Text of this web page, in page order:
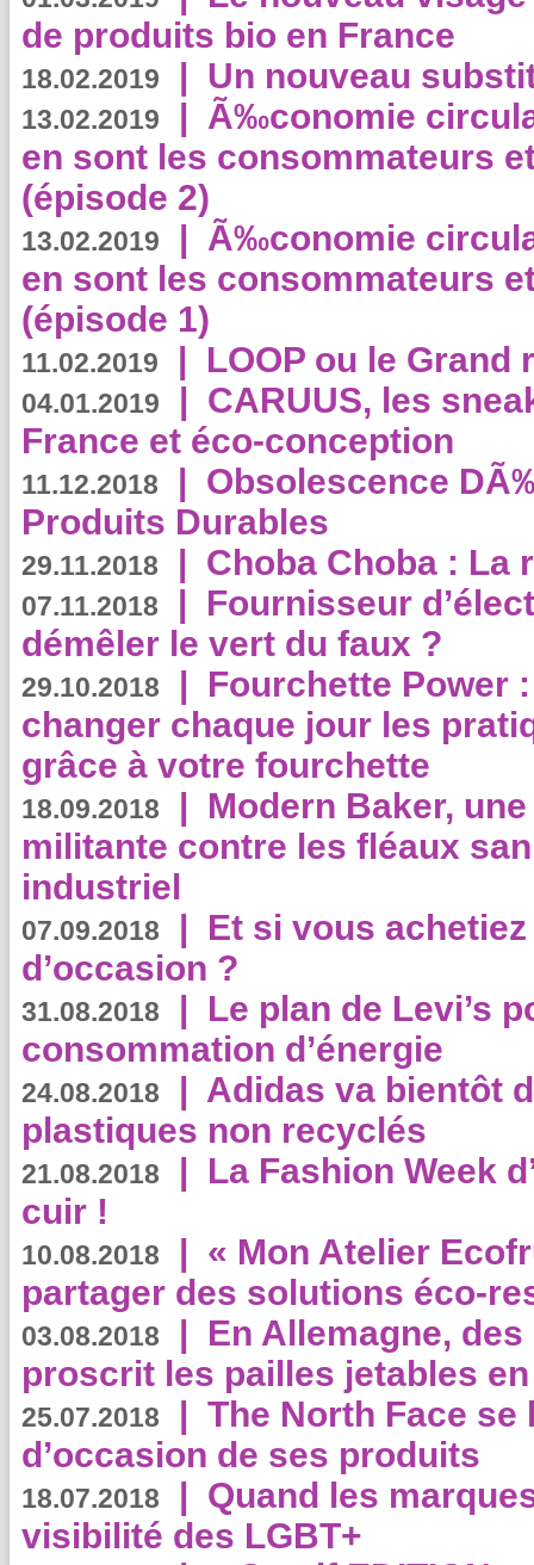
de produits bio en France
18.02.2019 | Un nouveau
13.02.2019 | Ã‰conomie
en sont les consommateurs
(épisode 2)
13.02.2019 | Ã‰conomie
en sont les consommateurs
(épisode 1)
11.02.2019 | LOOP ou le Grand
04.01.2019 | CARUUS, les
France et éco-conception
11.12.2018 | Obsolescence
Produits Durables
29.11.2018 | Choba Choba : La
07.11.2018 | Fournisseur
démêler le vert du faux ?
29.10.2018 | Fourchette Power
changer chaque jour les
grâce à votre fourchette
18.09.2018 | Modern Baker,
militante contre les fléaux
industriel
07.09.2018 | Et si vous
d’occasion ?
31.08.2018 | Le plan de Levi’s
consommation d’énergie
24.08.2018 | Adidas va bientôt
plastiques non recyclés
21.08.2018 | La Fashion Week
cuir !
10.08.2018 | « Mon Atelier
partager des solutions éco-
03.08.2018 | En Allemagne,
proscrit les pailles jetables
25.07.2018 | The North Face se
d’occasion de ses produits
18.07.2018 | Quand les
visibilité des LGBT+